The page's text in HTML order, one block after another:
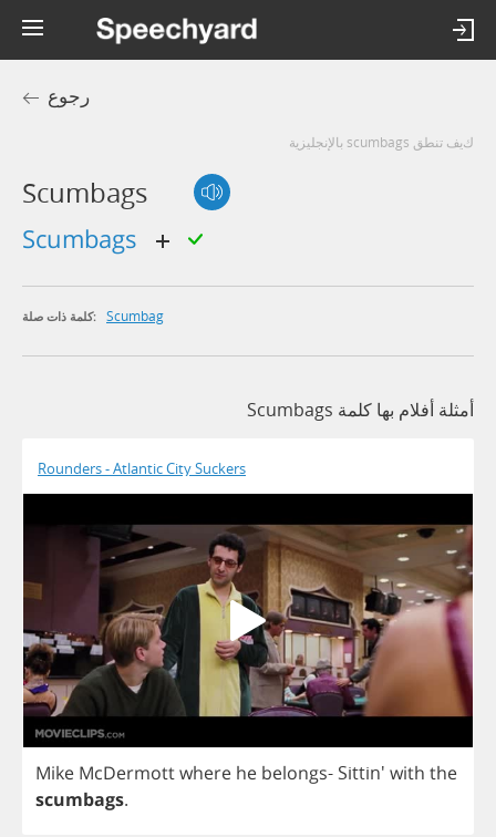
رجوع
كيف تنطق scumbags بالإنجليزية
Scumbags
scumbags
كلمة ذات صلة: Scumbag
أمثلة أفلام بها كلمة Scumbags
Rounders - Atlantic City Suckers
Mike McDermottwhere he belongs- Sittin' with the
scumbags.